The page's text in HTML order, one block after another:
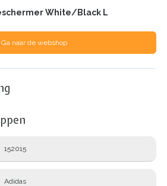
White/Black L
Ga naar de webshop
152015
Adidas